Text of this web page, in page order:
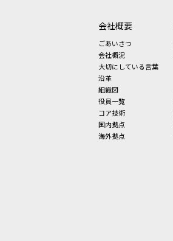
会社概要
ごあいさつ
会社概況
大切にしている言葉
沿革
組織図
役員一覧
コア技術
国内拠点
海外拠点